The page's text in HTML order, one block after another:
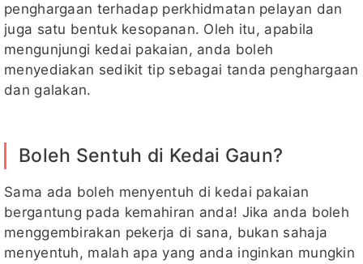
penghargaan terhadap perkhidmatan pelayan dan
juga satu bentuk kesopanan. Oleh itu, apabila
mengunjungi kedai pakaian, anda boleh
menyediakan sedikit tip sebagai tanda penghargaan
dan galakan.
Boleh Sentuh di Kedai Gaun?
Sama ada boleh menyentuh di kedai pakaian
bergantung pada kemahiran anda! Jika anda boleh
menggembirakan pekerja di sana, bukan sahaja
menyentuh, malah apa yang anda inginkan mungkin